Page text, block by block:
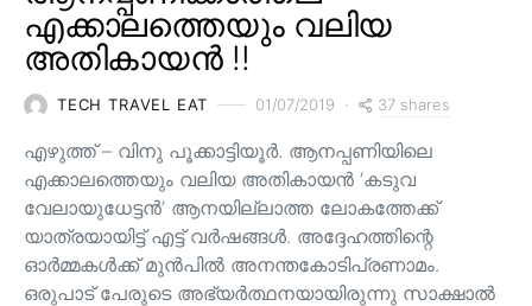
എക്കാലത്തെയും വലിയ
അതികായൻ !!
TECH TRAVEL EAT 01/07/2019 37 shares
എഴുത്ത് – വിനു പൂക്കാട്ടിയൂർ. ആനപ്പണിയിലെ
എക്കാലത്തെയും വലിയ അതികായൻ ‘കടുവ
വേലായുധേട്ടൻ’ ആനയില്ലാത്ത ലോകത്തേക്ക്
യാത്രയായിട്ട് എട്ട് വർഷങ്ങൾ. അദ്ദേഹത്തിന്റെ
ഓർമ്മകൾക്ക് മുൻപിൽ അനന്തകോടിപ്രണാമം.
ഒരുപാട് പേരുടെ അഭ്യർത്ഥനയായിരുന്നു സാക്ഷാൽ